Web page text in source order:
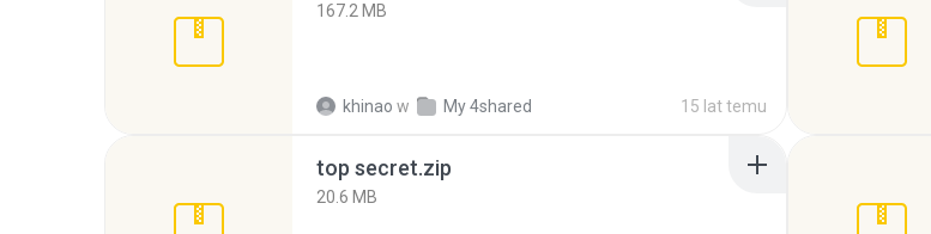
167.2 MB
khinao w My 4shared 15 lat temu
top secret.zip
20.6 MB